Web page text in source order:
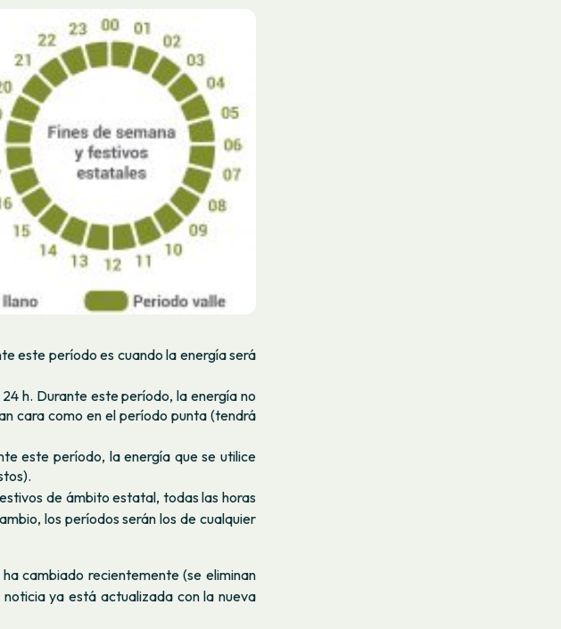
este período es cuando la energía será
h. Durante este período, la energía no
cara como en el período punta (tendrá
este período, la energía que se utilice
de ámbito estatal, todas las horas
los períodos serán los de cualquier
cambiado recientemente (se eliminan
ya está actualizada con la nueva